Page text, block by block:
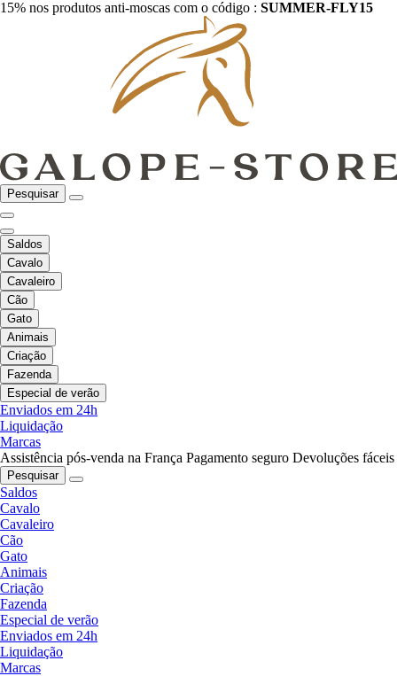
15% nos produtos anti-moscas com o código : SUMMER-FLY15
Pesquisar
Saldos
Cavalo
Cavaleiro
Cão
Gato
Animais
Criação
Fazenda
Especial de verão
Enviados em 24h
Liquidação
Marcas
Assistência pós-venda na França Pagamento seguro Devoluções fáceis
Pesquisar
Saldos
Cavalo
Cavaleiro
Cão
Gato
Animais
Criação
Fazenda
Especial de verão
Enviados em 24h
Liquidação
Marcas